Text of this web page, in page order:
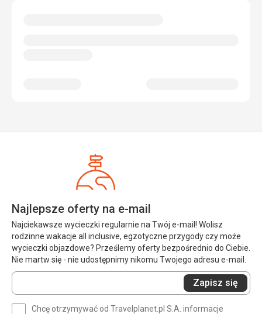
Najlepsze oferty na e-mail
Najciekawsze wycieczki regularnie na Twój e-mail! Wolisz
rodzinne wakacje all inclusive, egzotyczne przygody czy może
wycieczki objazdowe? Prześlemy oferty bezpośrednio do Ciebie.
Nie martw się - nie udostępnimy nikomu Twojego adresu e-mail.
Wprowadź
swój
Zapisz się
Chcę otrzymywać od Travelplanet.pl S.A. informacje